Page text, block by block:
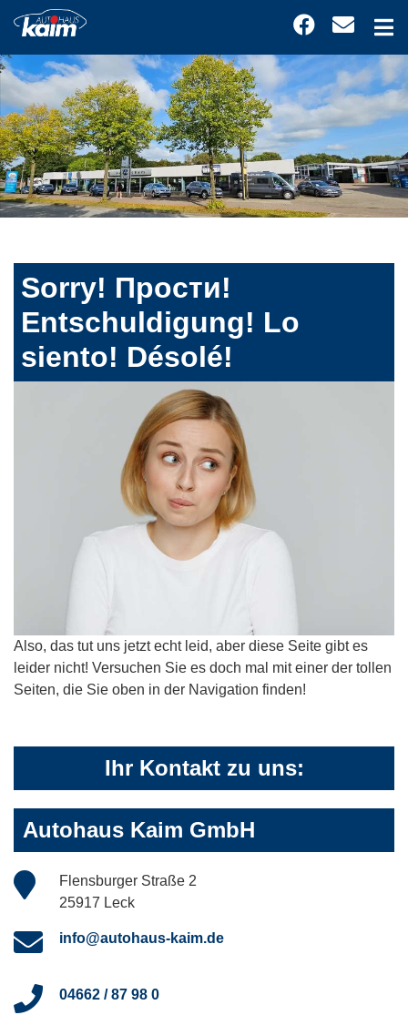
Sorry! Прости!
Entschuldigung! Lo
siento! Désolé!
Also, das tut uns jetzt echt leid, aber diese Seite gibt es
leider nicht! Versuchen Sie es doch mal mit einer der tollen
Seiten, die Sie oben in der Navigation finden!
Ihr Kontakt zu uns:
Autohaus Kaim GmbH
Flensburger Straße 2
25917 Leck
info@autohaus-kaim.de
04662 / 87 98 0